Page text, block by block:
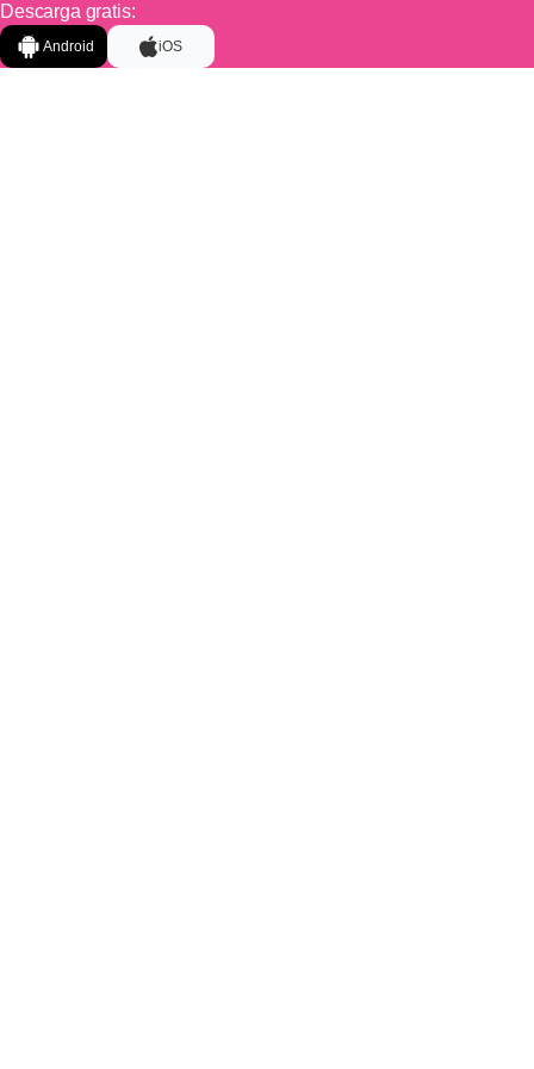
Descarga gratis:
Android iOS